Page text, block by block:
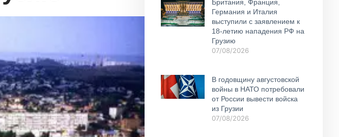
Британия, Франция,
Германия и Италия
выступили с заявлением к
18-летию нападения РФ на
Грузию
07/08/2026
В годовщину августовской
войны в НАТО потребовали
от России вывести войска
из Грузии
07/08/2026